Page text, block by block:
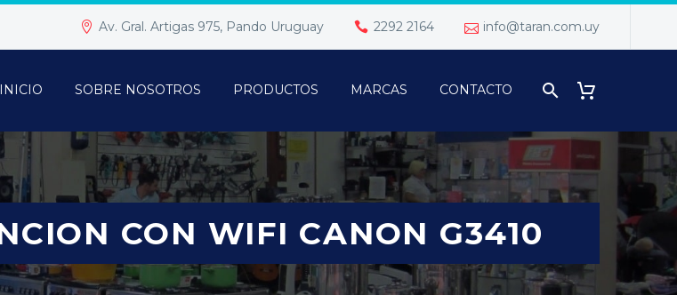
Av. Gral. Artigas 975, Pando Uruguay 2292 2164 info@taran.com.uy
INICIO SOBRE NOSOTROS PRODUCTOS MARCAS CONTACTO
CON WIFI CANON G3410